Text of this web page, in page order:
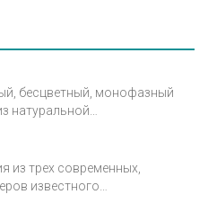
бесцветный, монофазный
натуральной
получаемой при
Streptococcus Equi.
из трех современных,
известного